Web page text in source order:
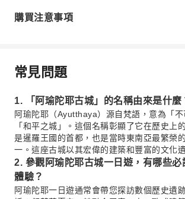
購買注意事項
常見問題
1. 「阿瑜陀耶古城」的名稱由來是什麼
阿瑜陀耶（Ayutthaya）源自梵語，意為「
「和平之城」。這個名稱彰顯了它在歷史上
是暹羅王國的首都，也是當時東南亞最繁榮
一。這座古城以其宏偉的建築和豐富的文化
2. 參觀阿瑜陀耶古城一日遊，有哪些必
體驗？
阿瑜陀耶一日遊通常會帶您探訪數個歷史遺